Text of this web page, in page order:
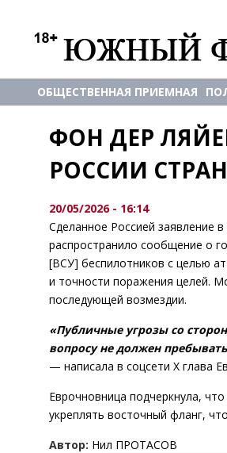
ОБЩЕСТВЕННАЯ ПРИЕМНАЯ
ФОН ДЕР
РОССИИ
20/05/2026 - 16:14
Сделанное Россией заявление
распространило сообщение о
[ВСУ] беспилотников с целью
и точности поражения целей.
последующей возмездии.
«Публичные угрозы со
вопросу не должен
— написала в соцсети Х глава
Еврочновница подчеркнула,
укреплять восточный фланг,
Автор: Нил ПРОТАСОВ